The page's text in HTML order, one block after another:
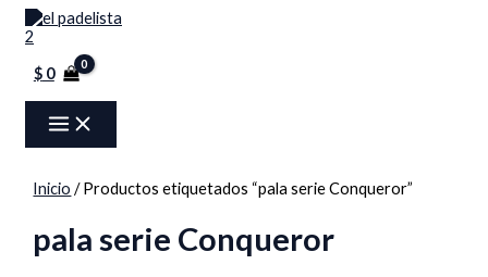
contenido
$0
MENU
Inicio / Productos etiquetados “pala serie Conqueror”
pala serie Conqueror
Menú